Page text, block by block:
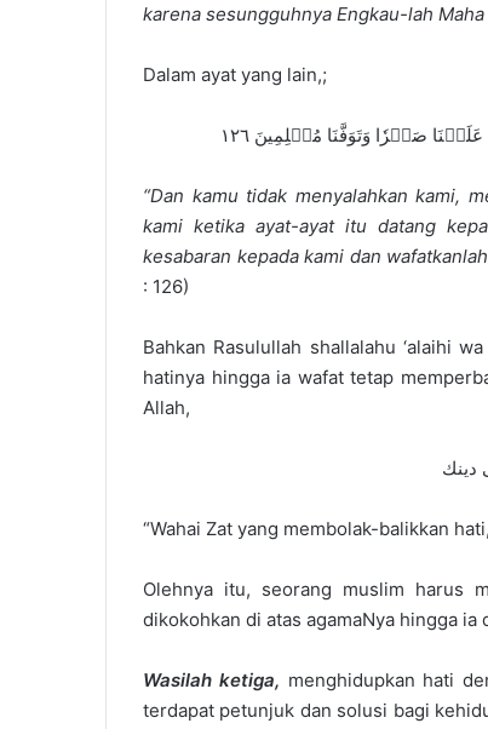
karena sesungguhnya Engkau-lah
Dalam ayat yang lain,;
صَبۡرٗا وَتَوَفَّنَا مُسۡلِمِينَ ١٢٦
“Dan kamu tidak menyalahkan kami,
kami ketika ayat-ayat itu datang
kesabaran kepada kami dan
: 126)
Bahkan Rasulullah shallalahu ‘alaihi
hatinya hingga ia wafat tetap
Allah,
دينك
“Wahai Zat yang membolak-balikkan
Olehnya itu, seorang muslim harus
dikokohkan di atas agamaNya hingga ia
Wasilah ketiga, menghidupkan hati
terdapat petunjuk dan solusi bagi